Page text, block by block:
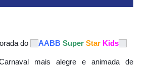
do AABB Super Star Kids
mais alegre e animada de